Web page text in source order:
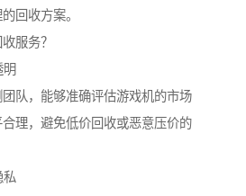
回收方案。
服务？
明
队，能够准确评估游戏机的市场
理，避免低价回收或恶意压价的
私